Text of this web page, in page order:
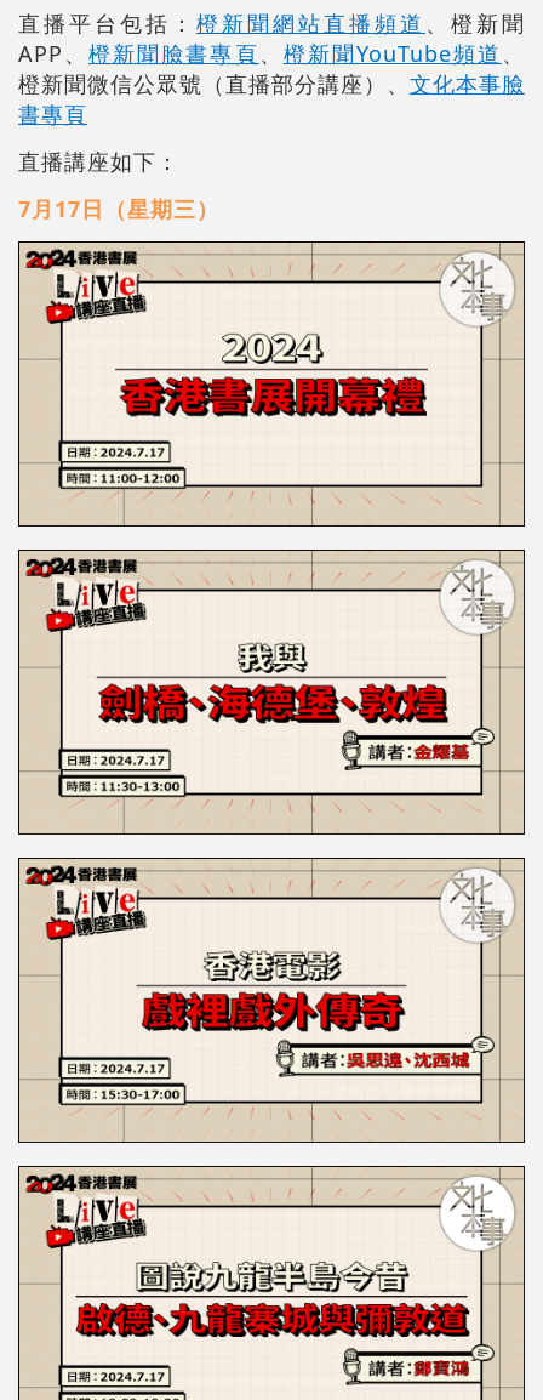
直播平台包括： 橙新聞網站直播頻道 、橙新聞
APP、橙新聞臉書專頁、 橙新聞YouTube頻道 、
橙新聞微信公眾號（直播部分講座）、 文化本事臉
書專頁
直播講座如下：
7月17日（星期三）